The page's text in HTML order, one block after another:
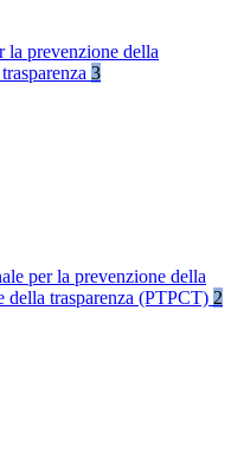
la prevenzione della
3
per la prevenzione della
della trasparenza (PTPCT) 2